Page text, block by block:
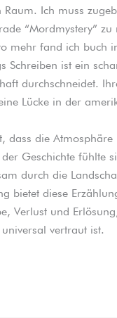
Ich muss
“Mordmystery”
mehr fand ich buch
Schreiben ist ein
durchschneidet.
Lücke in der
dass die
Geschichte fühlte
durch die
bietet diese
Verlust und
vertraut ist.